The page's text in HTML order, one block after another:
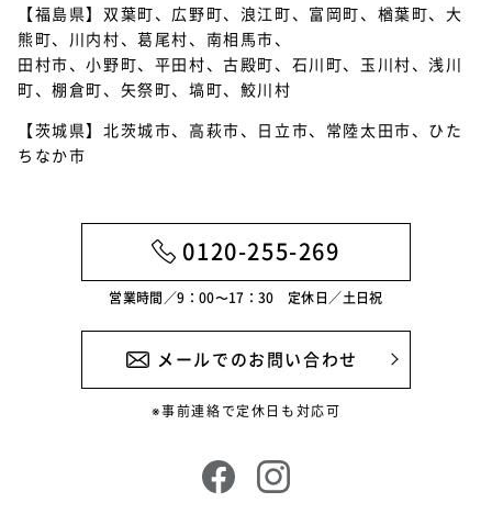
2022年7月
2022年6月
2022年5月
2022年3月
2022年2月
2022年1月
2021年12月
2021年11月
2021年9月
【福島県】双葉町、広野町、浪江町、富岡町、楢葉町、大
熊町、川内村、葛尾村、南相馬市、
田村市、小野町、平田村、古殿町、石川町、玉川村、浅川
町、棚倉町、矢祭町、塙町、鮫川村
【茨城県】北茨城市、高萩市、日立市、常陸太田市、ひた
ちなか市
0120-255-269
営業時間／9：00〜17：30 定休日／土日祝
メールでのお問い合わせ
※事前連絡で定休日も対応可